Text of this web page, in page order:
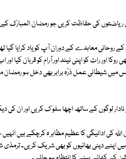
ریاضتوں کی حفاظت کریں جو رمضان المبارک
معاہدے کے دوران آپ کو یاد کرایا گیا
اور رات کو اپنی نیند اور آرام کو قربان کیا
میں شیطانی عمل ذرّہ برابر بھی دخل ہو
لوگوں کے ساتھ اچھا سلو ک کریں اور ان کی
ادائیگی کا عظیم مظاہر ہ کرچکے ہیں انہیں
اپنے دینی بھائیوں کو بھی شریک کریں۔